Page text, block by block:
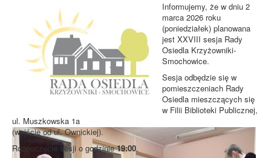
Informujemy, że w dniu 2
marca 2026 roku
(poniedziałek) planowana
jest XXVIII sesja Rady
Osiedla Krzyżowniki-
Smochowice.
Sesja odbędzie się w
pomieszczeniach Rady
Osiedla mieszczących się
w Filii Biblioteki Publicznej,
ul. Muszkowska 1a
(wejście od ul. Ownickiej).
Rozpoczęcie sesji o godzinie19:00.